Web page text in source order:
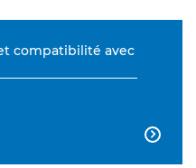
compatibilité avec
